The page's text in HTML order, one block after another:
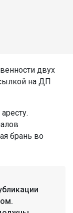
двух
на ДП
брань во